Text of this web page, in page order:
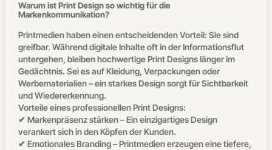
Warum ist Print Design so wichtig für die
Markenkommunikation?
Printmedien haben einen entscheidenden Vorteil: Sie sind
greifbar. Während digitale Inhalte oft in der Informationsflut
untergehen, bleiben hochwertige Print Designs länger im
Gedächtnis. Sei es auf Kleidung, Verpackungen oder
Werbematerialien – ein starkes Design sorgt für Sichtbarkeit
und Wiedererkennung.
Vorteile eines professionellen Print Designs:
✔ Markenpräsenz stärken – Ein einzigartiges Design
verankert sich in den Köpfen der Kunden.
✔ Emotionales Branding – Printmedien erzeugen eine tiefere,